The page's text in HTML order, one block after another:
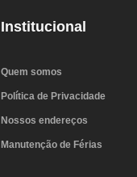
Institucional
Quem somos
Política de Privacidade
Nossos endereços
Manutenção de Férias